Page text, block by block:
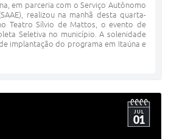
em parceria com o Serviço Autônomo
realizou na manhã desta quarta-
Teatro Sílvio de Mattos, o evento de
Seletiva no município. A solenidade
implantação do programa em Itaúna e
JUL
01